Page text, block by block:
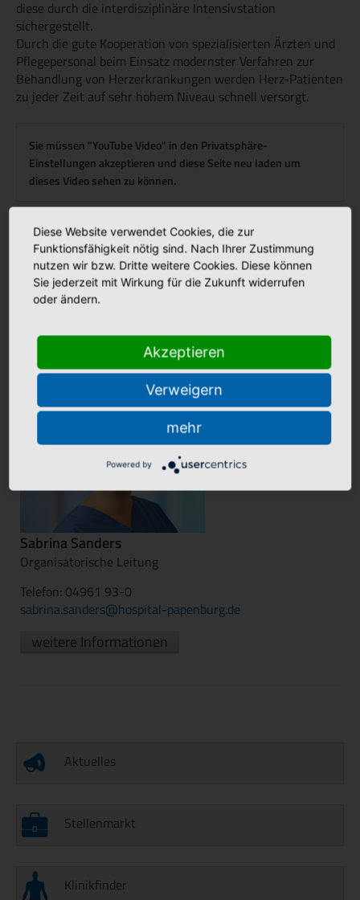
diese durch die interdisziplinäre Intensivstation
sichergestellt.
Durch die gute Kooperation von spezialisierten Ärzten und
Pflegepersonal beim Einsatz modernster Verfahren zur
Behandlung von Herzerkrankungen werden Herz-Patienten
zu jeder Zeit auf sehr hohem Niveau schnell versorgt.
Sie müssen "YouTube Video" in den Privatsphäre-
Einstellungen akzeptieren und diese Seite neu laden um
dieses Video sehen zu können.
Team
Sabrina Sanders
Organisatorische Leitung
Telefon: 04961 93-0
sabrina.sanders@hospital-papenburg.de
weitere Informationen
Aktuelles
Stellenmarkt
Klinikfinder
Diese Website verwendet Cookies, die zur
Funktionsfähigkeit nötig sind. Nach Ihrer Zustimmung
nutzen wir bzw. Dritte weitere Cookies. Diese können
Sie jederzeit mit Wirkung für die Zukunft widerrufen
oder ändern.
Akzeptieren
Verweigern
mehr
Powered by